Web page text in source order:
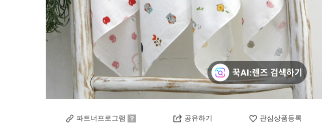
파트너프로그램 공유하기 관심상품등록